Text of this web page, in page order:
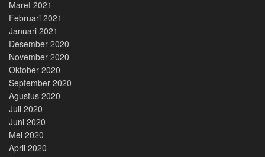
Maret 2021
Februari 2021
Januari 2021
Desember 2020
November 2020
Oktober 2020
September 2020
Agustus 2020
Juli 2020
Juni 2020
Mei 2020
April 2020